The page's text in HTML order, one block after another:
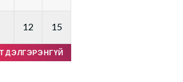
12 15
ДЭЛГЭРЭНГҮЙ